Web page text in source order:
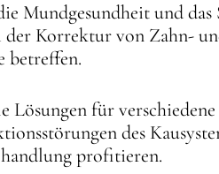
Mundgesundheit und
Korrektur von Zahn-
betreffen.
für
des
profitieren.